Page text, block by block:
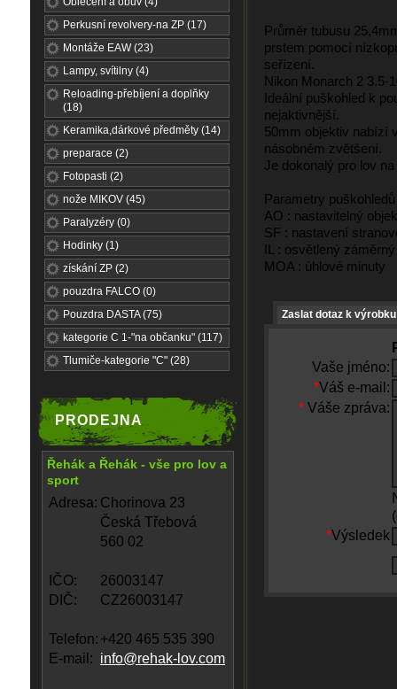
Perkusní revolvery-na ZP (17)
Montáže EAW (23)
Lampy, svítilny (4)
Reloading-přebíjení a doplňky
(18)
Keramika,dárkové předměty (14)
preparace (2)
Fotopasti (2)
nože MIKOV (45)
Paralyzéry (0)
Hodinky (1)
získání ZP (2)
pouzdra FALCO (0)
Pouzdra DASTA (75)
kategorie C 1-"na občanku" (117)
Tlumiče-kategorie "C" (28)
PRODEJNA
Řehák a Řehák - vše pro lov a
sport
Adresa: Chorinova 23
Česká Třebová
560 02
IČO:
26003147
DIČ:
CZ26003147
Telefon: +420 465 535 390
E-mail: info@rehak-lov.com
Průměr tubusu
prstem pomocí
seřízení.
Nikon Monarch 2 3.5-
Ideální puškohled k
nejaktivnější.
50mm objektiv nabízí
násobném zvětšení.
Je dokonalý pro lov
Parametry
AO : nastavitelný
SF : nastavení
IL : osvětlený
MOA : úhlové minuty
Zaslat dotaz k výrobku
Vaše jméno:
*Váš e-mail:
* Váše zpráva:
*Výsledek